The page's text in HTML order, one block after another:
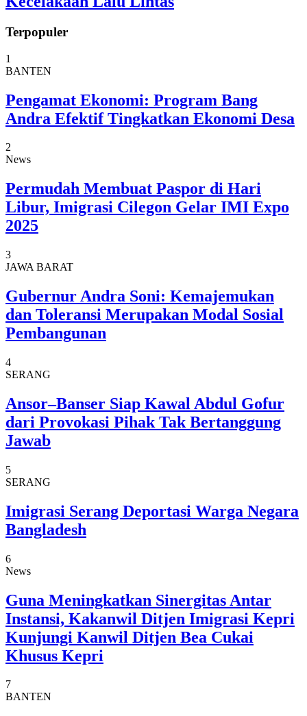
Terpopuler
1
BANTEN
Pengamat Ekonomi: Program Bang
Andra Efektif Tingkatkan Ekonomi Desa
2
News
Permudah Membuat Paspor di Hari
Libur, Imigrasi Cilegon Gelar IMI Expo
2025
3
JAWA BARAT
Gubernur Andra Soni: Kemajemukan
dan Toleransi Merupakan Modal Sosial
Pembangunan
4
SERANG
Ansor–Banser Siap Kawal Abdul Gofur
dari Provokasi Pihak Tak Bertanggung
Jawab
5
SERANG
Imigrasi Serang Deportasi Warga Negara
Bangladesh
6
News
Guna Meningkatkan Sinergitas Antar
Instansi, Kakanwil Ditjen Imigrasi Kepri
Kunjungi Kanwil Ditjen Bea Cukai
Khusus Kepri
7
BANTEN